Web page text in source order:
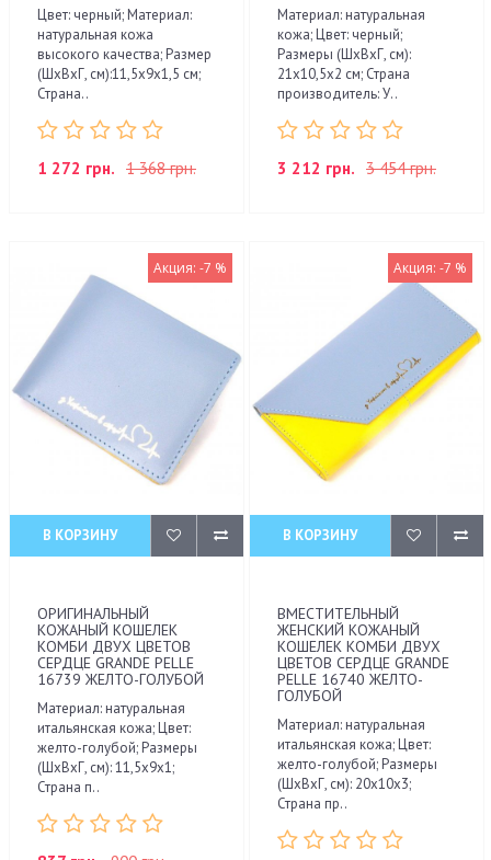
Цвет: черный; Материал:
натуральная кожа
высокого качества; Размер
(ШхВхГ, см):11,5х9х1,5 см;
Страна..
1 272 грн. 1 368 грн.
Материал: натуральная
кожа; Цвет: черный;
Размеры (ШхВхГ, см):
21х10,5х2 см; Страна
производитель: У..
3 212 грн. 3 454 грн.
Акция: -7 %
В КОРЗИНУ
ОРИГИНАЛЬНЫЙ
КОЖАНЫЙ КОШЕЛЕК
КОМБИ ДВУХ ЦВЕТОВ
СЕРДЦЕ GRANDE PELLE
16739 ЖЕЛТО-ГОЛУБОЙ
Материал: натуральная
итальянская кожа; Цвет:
желто-голубой; Размеры
(ШхВхГ, см): 11,5х9х1;
Страна п..
Акция: -7 %
В КОРЗИНУ
ВМЕСТИТЕЛЬНЫЙ
ЖЕНСКИЙ КОЖАНЫЙ
КОШЕЛЕК КОМБИ ДВУХ
ЦВЕТОВ СЕРДЦЕ GRANDE
PELLE 16740 ЖЕЛТО-
ГОЛУБОЙ
Материал: натуральная
итальянская кожа; Цвет:
желто-голубой; Размеры
(ШхВхГ, см): 20х10х3;
Страна пр..